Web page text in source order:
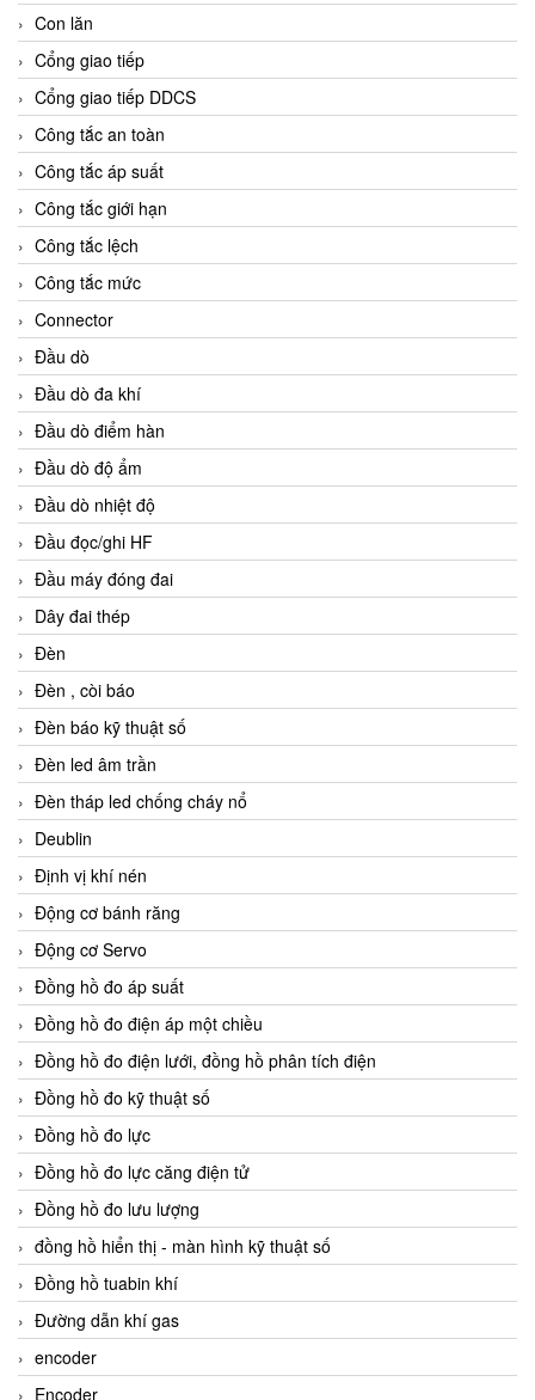
Con lăn
Cổng giao tiếp
Cổng giao tiếp DDCS
Công tắc an toàn
Công tắc áp suất
Công tắc giới hạn
Công tắc lệch
Công tắc mức
Connector
Đầu dò
Đầu dò đa khí
Đầu dò điểm hàn
Đầu dò độ ẩm
Đầu dò nhiệt độ
Đầu đọc/ghi HF
Đầu máy đóng đai
Dây đai thép
Đèn
Đèn , còi báo
Đèn báo kỹ thuật số
Đèn led âm trần
Đèn tháp led chống cháy nổ
Deublin
Định vị khí nén
Động cơ bánh răng
Động cơ Servo
Đồng hồ đo áp suất
Đồng hồ đo điện áp một chiều
Đồng hồ đo điện lưới, đồng hồ phân tích điện
Đồng hồ đo kỹ thuật số
Đồng hồ đo lực
Đồng hồ đo lực căng điện tử
Đồng hồ đo lưu lượng
đồng hồ hiển thị - màn hình kỹ thuật số
Đồng hồ tuabin khí
Đường dẫn khí gas
encoder
Encoder